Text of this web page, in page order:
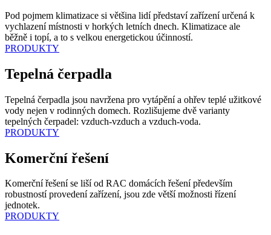
Pod pojmem klimatizace si většina lidí představí zařízení určená k
vychlazení místnosti v horkých letních dnech. Klimatizace ale
běžně i topí, a to s velkou energetickou účinností.
PRODUKTY
Tepelná čerpadla
Tepelná čerpadla jsou navržena pro vytápění a ohřev teplé užitkové
vody nejen v rodinných domech. Rozlišujeme dvě varianty
tepelných čerpadel: vzduch-vzduch a vzduch-voda.
PRODUKTY
Komerční řešení
Komerční řešení se liší od RAC domácích řešení především
robustností provedení zařízení, jsou zde větší možnosti řízení
jednotek.
PRODUKTY